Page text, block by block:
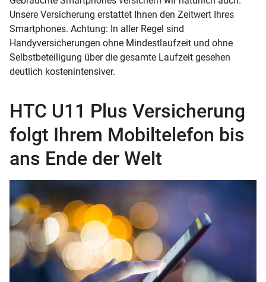
Unsere Versicherung erstattet Ihnen den Zeitwert Ihres
Smartphones. Achtung: In aller Regel sind
Handyversicherungen ohne Mindestlaufzeit und ohne
Selbstbeteiligung über die gesamte Laufzeit gesehen
deutlich kostenintensiver.
HTC U11 Plus Versicherung
folgt Ihrem Mobiltelefon bis
ans Ende der Welt